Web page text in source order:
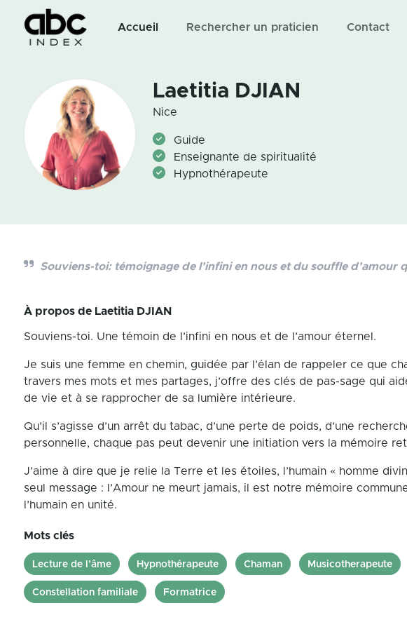
Accueil Rechercher un praticien Contact
Laetitia DJIAN
Nice
Guide
Enseignante de spiritualité
Hypnothérapeute
Souviens-toi: témoignage de l’infini en nous et du souffle d’amour
À propos de Laetitia DJIAN
Souviens-toi. Une témoin de l’infini en nous et de l’amour éternel.
Je suis une femme en chemin, guidée par l’élan de rappeler ce que
travers mes mots et mes partages, j’offre des clés de pas-sage qui
de vie et à se rapprocher de sa lumière intérieure.
Qu’il s’agisse d’un arrêt du tabac, d’une perte de poids, d’une
personnelle, chaque pas peut devenir une initiation vers la mémoire
J’aime à dire que je relie la Terre et les étoiles, l’humain « homme
seul message : l’Amour ne meurt jamais, il est notre mémoire
l’humain en unité.
Mots clés
Lecture de l’âme Hypnothérapeute Chaman Musicotherapeute
Constellation familiale Formatrice